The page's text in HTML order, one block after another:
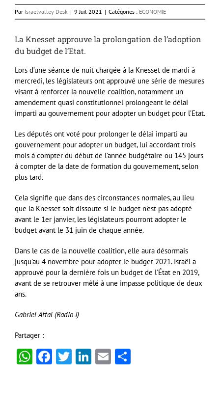
Par Israelvalley Desk | 9 Juil 2021 | Catégories : ECONOMIE
La Knesset approuve la prolongation de l’adoption
du budget de l’Etat.
Lors d’une séance de nuit chargée à la Knesset de mardi à
mercredi, les législateurs ont approuvé une série de mesures
visant à renforcer la nouvelle coalition, notamment un
amendement quasi constitutionnel prolongeant le délai
imparti au gouvernement pour adopter un budget pour l’Etat.
Les députés ont voté pour prolonger le délai imparti au
gouvernement pour adopter un budget, lui accordant trois
mois à compter du début de l’année budgétaire ou 145 jours
à compter de la date de formation du gouvernement, selon
plus tard.
Cela signifie que dans des circonstances normales, au lieu
que la Knesset soit dissoute si le budget n’est pas adopté
avant le 1er janvier, les législateurs pourront adopter le
budget avant le 31 juin de chaque année.
Dans le cas de la nouvelle coalition, elle aura désormais
jusqu’au 4 novembre pour adopter le budget 2021. Israël a
approuvé pour la dernière fois un budget de l’État en 2019,
avant de se retrouver mêlé à une impasse politique de deux
ans.
Gabriel Attal (Radio J)
Partager :
WhatsApp
Facebook
Twitter
LinkedIn
Email